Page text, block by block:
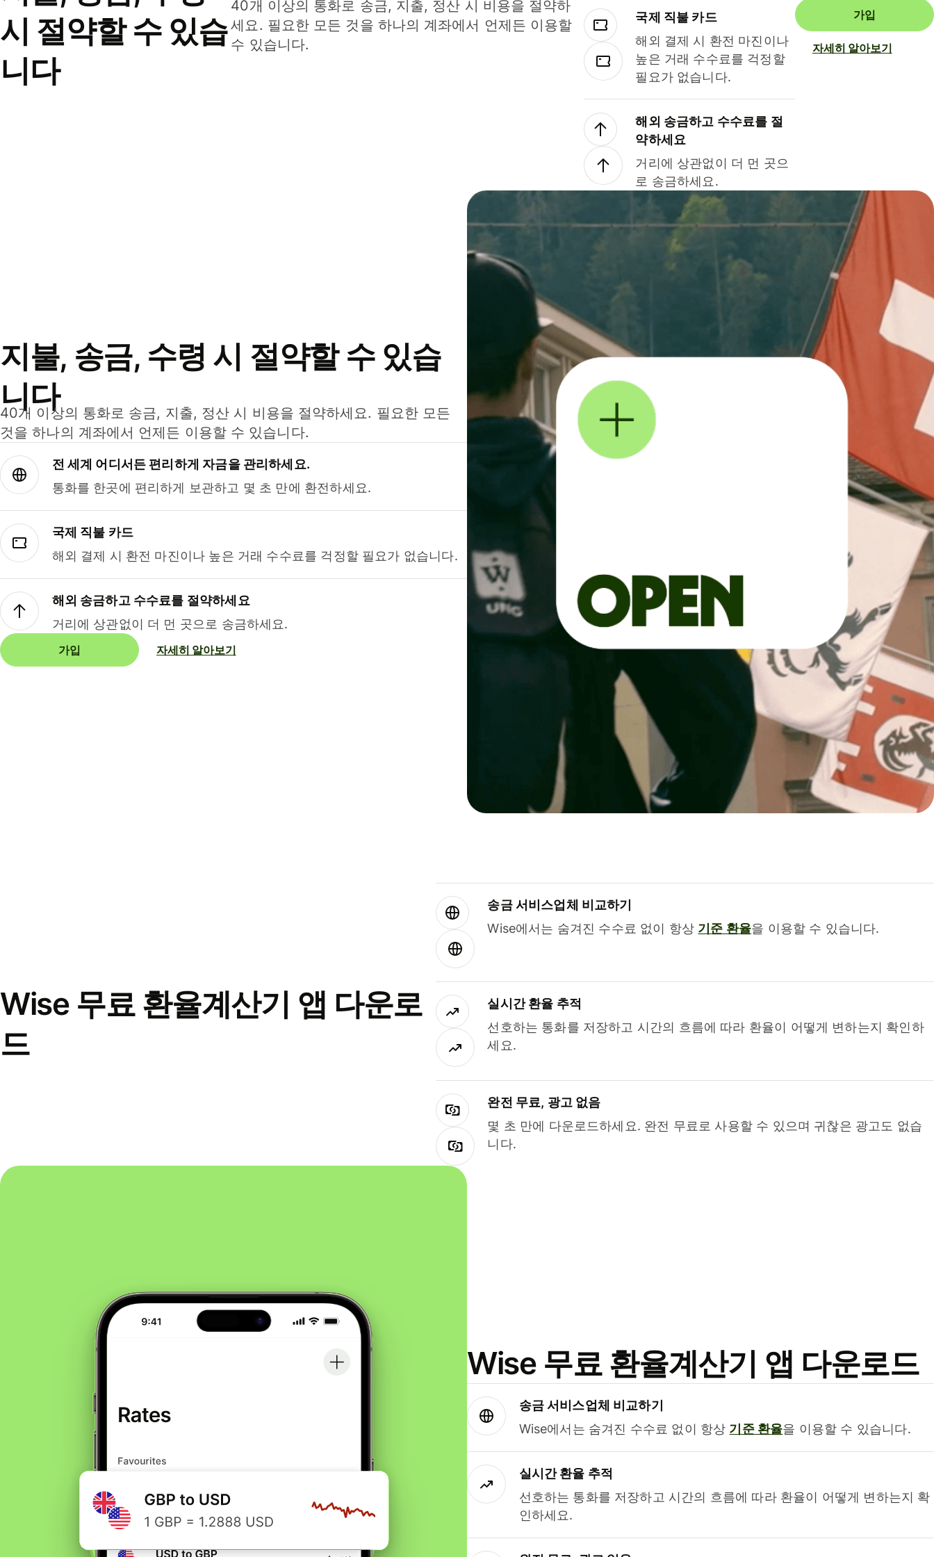
시 절약할 수 있습
니다
40개 이상의 통화로 송금, 지출, 정산 시 비용을 절약하
세요. 필요한 모든 것을 하나의 계좌에서 언제든 이용할
수 있습니다.
국제 직불 카드
해외 결제 시 환전 마진이나
높은 거래 수수료를 걱정할
필요가 없습니다.
해외 송금하고 수수료를 절
약하세요
거리에 상관없이 더 먼 곳으
로 송금하세요.
가입
자세히 알아보기
지불, 송금, 수령 시 절약할 수 있습
니다
40개 이상의 통화로 송금, 지출, 정산 시 비용을 절약하세요. 필요한 모든
것을 하나의 계좌에서 언제든 이용할 수 있습니다.
전 세계 어디서든 편리하게 자금을 관리하세요.
통화를 한곳에 편리하게 보관하고 몇 초 만에 환전하세요.
국제 직불 카드
해외 결제 시 환전 마진이나 높은 거래 수수료를 걱정할 필요가 없습니다.
해외 송금하고 수수료를 절약하세요
거리에 상관없이 더 먼 곳으로 송금하세요.
가입 자세히 알아보기
Wise 무료 환율계산기 앱 다운로
드
송금 서비스업체 비교하기
Wise에서는 숨겨진 수수료 없이 항상 기준 환율을 이용할 수 있습니다.
실시간 환율 추적
선호하는 통화를 저장하고 시간의 흐름에 따라 환율이 어떻게 변하는지 확인하
세요.
완전 무료, 광고 없음
몇 초 만에 다운로드하세요. 완전 무료로 사용할 수 있으며 귀찮은 광고도 없습
니다.
Wise 무료 환율계산기 앱 다운로드
송금 서비스업체 비교하기
Wise에서는 숨겨진 수수료 없이 항상 기준 환율을 이용할 수 있습니다.
실시간 환율 추적
선호하는 통화를 저장하고 시간의 흐름에 따라 환율이 어떻게 변하는지 확
인하세요.